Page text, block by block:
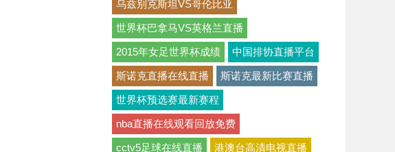
乌兹别克斯坦VS哥伦比亚
世界杯巴拿马VS英格兰直播
2015年女足世界杯成绩 中国排协直播平台
斯诺克直播在线直播 斯诺克最新比赛直播
世界杯预选赛最新赛程
nba直播在线观看回放免费
cctv5足球在线直播 港澳台高清电视直播